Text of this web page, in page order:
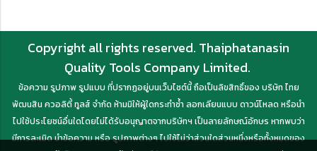
Copyright all rights reserved. Thaiphatanasin
Quality Tools Company Limited.
ข้อความ รูปภาพ รูปแบบ ที่ปรากฏอยู่บนเว็บไซต์นี้ ถือเป็นลิขสิทธิ์ของ บริษัท ไทย
พัฒนสิน ควอลิตี้ ทูลส์ จำกัด ห้ามมิให้ผู้ใดกระทำซ้ำ ลอกเลียนแบบ ดาวน์โหลด หรือนำ
ไปใช้ประโยชน์อื่นใดโดยไม่ได้รับอนุญาตจากบริษัทฯ เป็นลายลักษณ์อักษร หากพบว่า
มีการละเมิด นำข้อความ หรือ รูปภาพต่างๆ ไปใช้ไม่ว่าส่วนใดส่วนหนึ่งหรือทั้งหมดของ